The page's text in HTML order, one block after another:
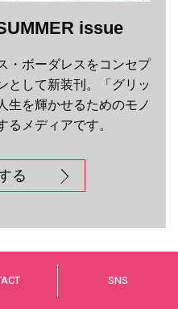
issue
・ボーダレスをコンセプ
として新装刊。「グリッ
生を輝かせるためのモノ
るメディアです。
る
SNS